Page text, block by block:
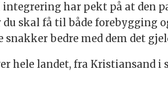
har pekt på at den
skal få til både forebygging
bedre med dem det
hele landet, fra Kristiansand i